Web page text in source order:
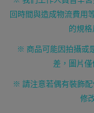
回時間與造成物流費用
的規
※ 商品可能因拍攝或
差，圖片僅
※ 請注意若偶有裝飾
修